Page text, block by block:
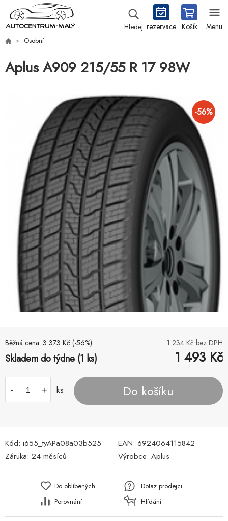
Hledej rezervace Košík Menu
Osobní
Aplus A909 215/55 R 17 98W
-56%
Běžná cena: 3 373 Kč (-56%) 1 234 Kč bez DPH
Skladem do týdne (1 ks) 1 493 Kč
- + ks Do košíku
Kód: i655_tyAPa08a03b525 EAN: 6924064115842
Záruka: 24 měsíců Výrobce: Aplus
Do oblíbených
Porovnání
Dotaz prodejci
Hlídání